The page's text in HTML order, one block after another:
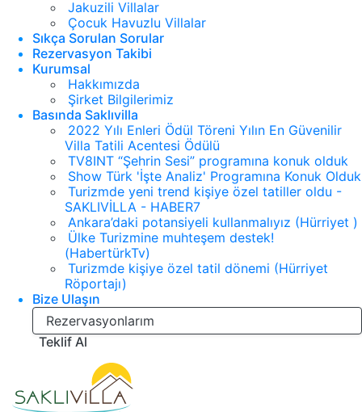
Jakuzili Villalar
Çocuk Havuzlu Villalar
Sıkça Sorulan Sorular
Rezervasyon Takibi
Kurumsal
Hakkımızda
Şirket Bilgilerimiz
Basında Saklıvilla
2022 Yılı Enleri Ödül Töreni Yılın En Güvenilir
Villa Tatili Acentesi Ödülü
TV8INT “Şehrin Sesi” programına konuk olduk
Show Türk 'İşte Analiz' Programına Konuk Olduk
Turizmde yeni trend kişiye özel tatiller oldu -
SAKLIVİLLA - HABER7
Ankara’daki potansiyeli kullanmalıyız (Hürriyet )
Ülke Turizmine muhteşem destek!
(HabertürkTv)
Turizmde kişiye özel tatil dönemi (Hürriyet
Röportajı)
Bize Ulaşın
Rezervasyonlarım
Teklif Al